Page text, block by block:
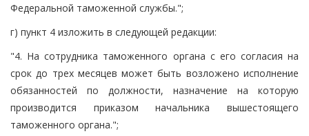
Федеральной таможенной службы.";
г) пункт 4 изложить в следующей редакции:
"4. На сотрудника таможенного органа с его согласия на
срок до трех месяцев может быть возложено исполнение
обязанностей по должности, назначение на которую
производится приказом начальника вышестоящего
таможенного органа.";